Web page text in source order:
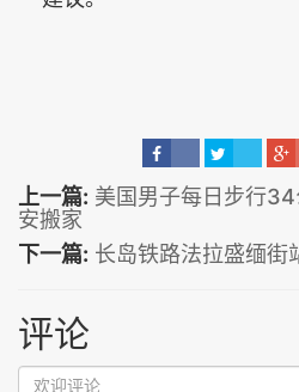
上一篇: 美国男子每日步行
安搬家
下一篇: 长岛铁路法拉盛缅街
评论